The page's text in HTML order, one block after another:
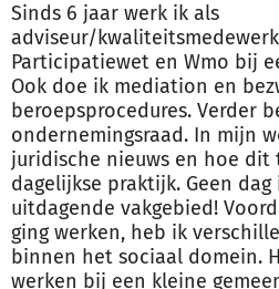
Sinds 6 jaar werk ik als
adviseur/
Participatiewet en Wmo bij
Ook doe ik mediation en
beroepsprocedures. Verder
ondernemingsraad. In mijn
juridische nieuws en hoe dit
dagelijkse praktijk. Geen
uitdagende vakgebied!
ging werken, heb ik
binnen het sociaal domein.
werken bij een kleine